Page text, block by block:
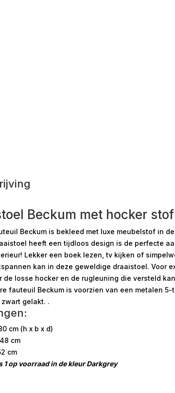
Beckum met hocker
Beckum is bekleed met luxe meubelstof in
heeft een tijdloos design is de perfecte
Lekker een boek lezen, tv kijken of
kan in deze geweldige draaistoel. Voor
de losse hocker en de rugleuning die versteld
fauteuil Beckum is voorzien van een metalen 5-
gelakt. .
cm (h x b x d)
cm
cm
1 op voorraad in de kleur Darkgrey